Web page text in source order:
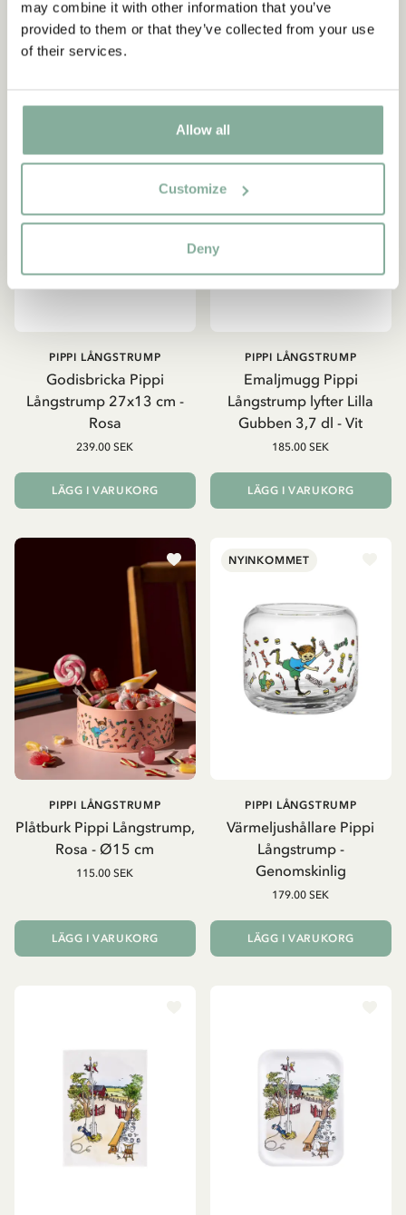
may combine it with other information that you’ve
provided to them or that they’ve collected from your use
of their services.
Allow all
Customize
Deny
LÄGG I VARUKORG
Godisbricka Pippi
Långstrump 27x13 cm -
Rosa
PIPPI LÅNGSTRUMP
239.00 SEK
LÄGG I VARUKORG
Emaljmugg Pippi
Långstrump lyfter Lilla
Gubben 3,7 dl - Vit
PIPPI LÅNGSTRUMP
185.00 SEK
LÄGG I VARUKORG
Plåtburk Pippi Långstrump,
Rosa - Ø15 cm
PIPPI LÅNGSTRUMP
115.00 SEK
LÄGG I VARUKORG
NYINKOMMET
Värmeljushållare Pippi
Långstrump -
Genomskinlig
PIPPI LÅNGSTRUMP
179.00 SEK
LÄGG I VARUKORG